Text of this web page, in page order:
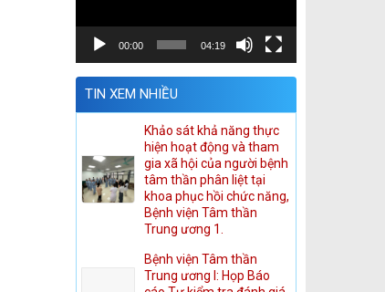
00:00 04:19
TIN XEM NHIỀU
Khảo sát khả năng thực
hiện hoạt động và tham
gia xã hội của người bệnh
tâm thần phân liệt tại
khoa phục hồi chức năng,
Bệnh viện Tâm thần
Trung ương 1.
Bệnh viện Tâm thần
Trung ương I: Họp Báo